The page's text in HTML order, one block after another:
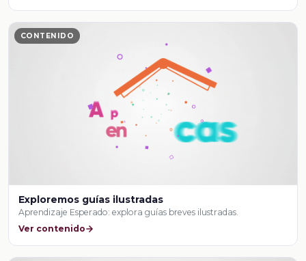
CONTENIDO
Exploremos guías ilustradas
Aprendizaje Esperado: explora guías breves ilustradas.
Ver contenido